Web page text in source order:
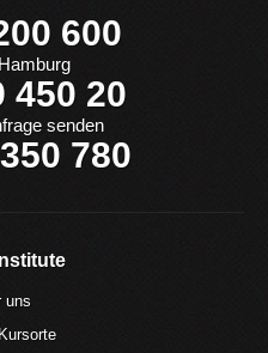
600
450 20
senden
780
uns